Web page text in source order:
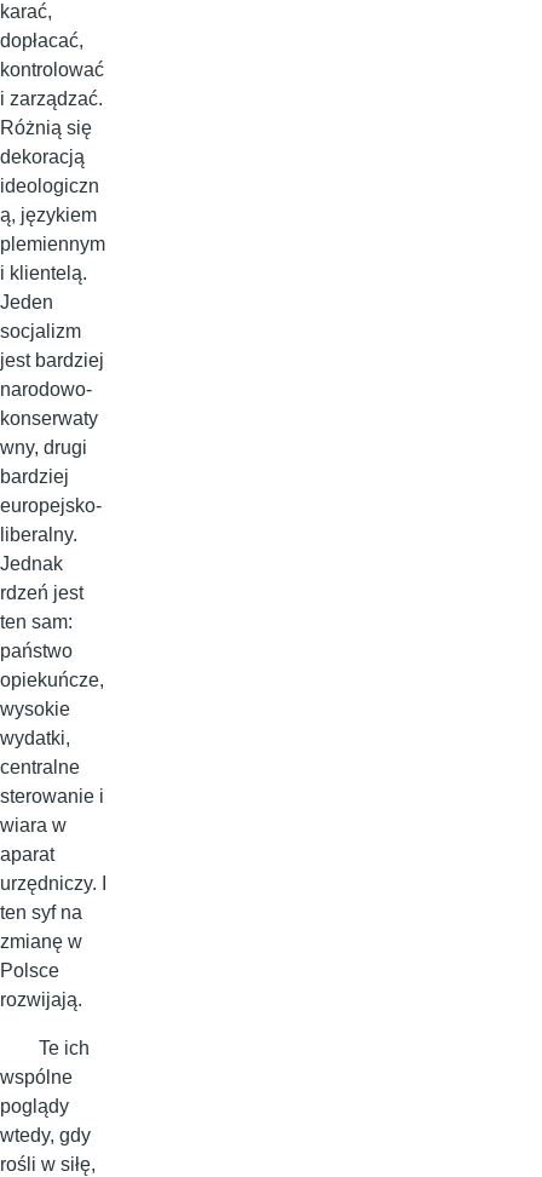
karać,
dopłacać,
kontrolować
i zarządzać.
Różnią się
dekoracją
ideologiczn
ą, językiem
plemiennym
i klientelą.
Jeden
socjalizm
jest bardziej
narodowo-
konserwaty
wny, drugi
bardziej
europejsko-
liberalny.
Jednak
rdzeń jest
ten sam:
państwo
opiekuńcze,
wysokie
wydatki,
centralne
sterowanie i
wiara w
aparat
urzędniczy. I
ten syf na
zmianę w
Polsce
rozwijają.
Te ich
wspólne
poglądy
wtedy, gdy
rośli w siłę,